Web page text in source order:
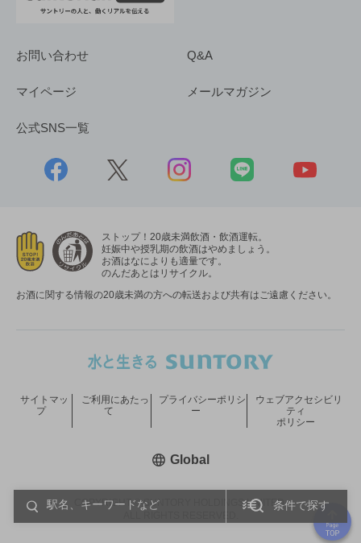
条件で探す
お問い合わせ Q&A
マイページ メールマガジン
公式SNS一覧
ストップ！20歳未満飲酒・飲酒運転。
妊娠中や授乳期の飲酒はやめましょう。
お酒はなによりも適量です。
のんだあとはリサイクル。
お酒に関する情報の20歳未満の方への転送および共有はご遠慮ください。
COPYRIGHT © SUNTORY HOLDINGS LIMITED.
サイトマッ
プ
ご利用にあたっ
て
プライバシーポリシ
ー
ウェブアクセシビリ
ティ
ポリシー
Global新しいウィンドウで開く